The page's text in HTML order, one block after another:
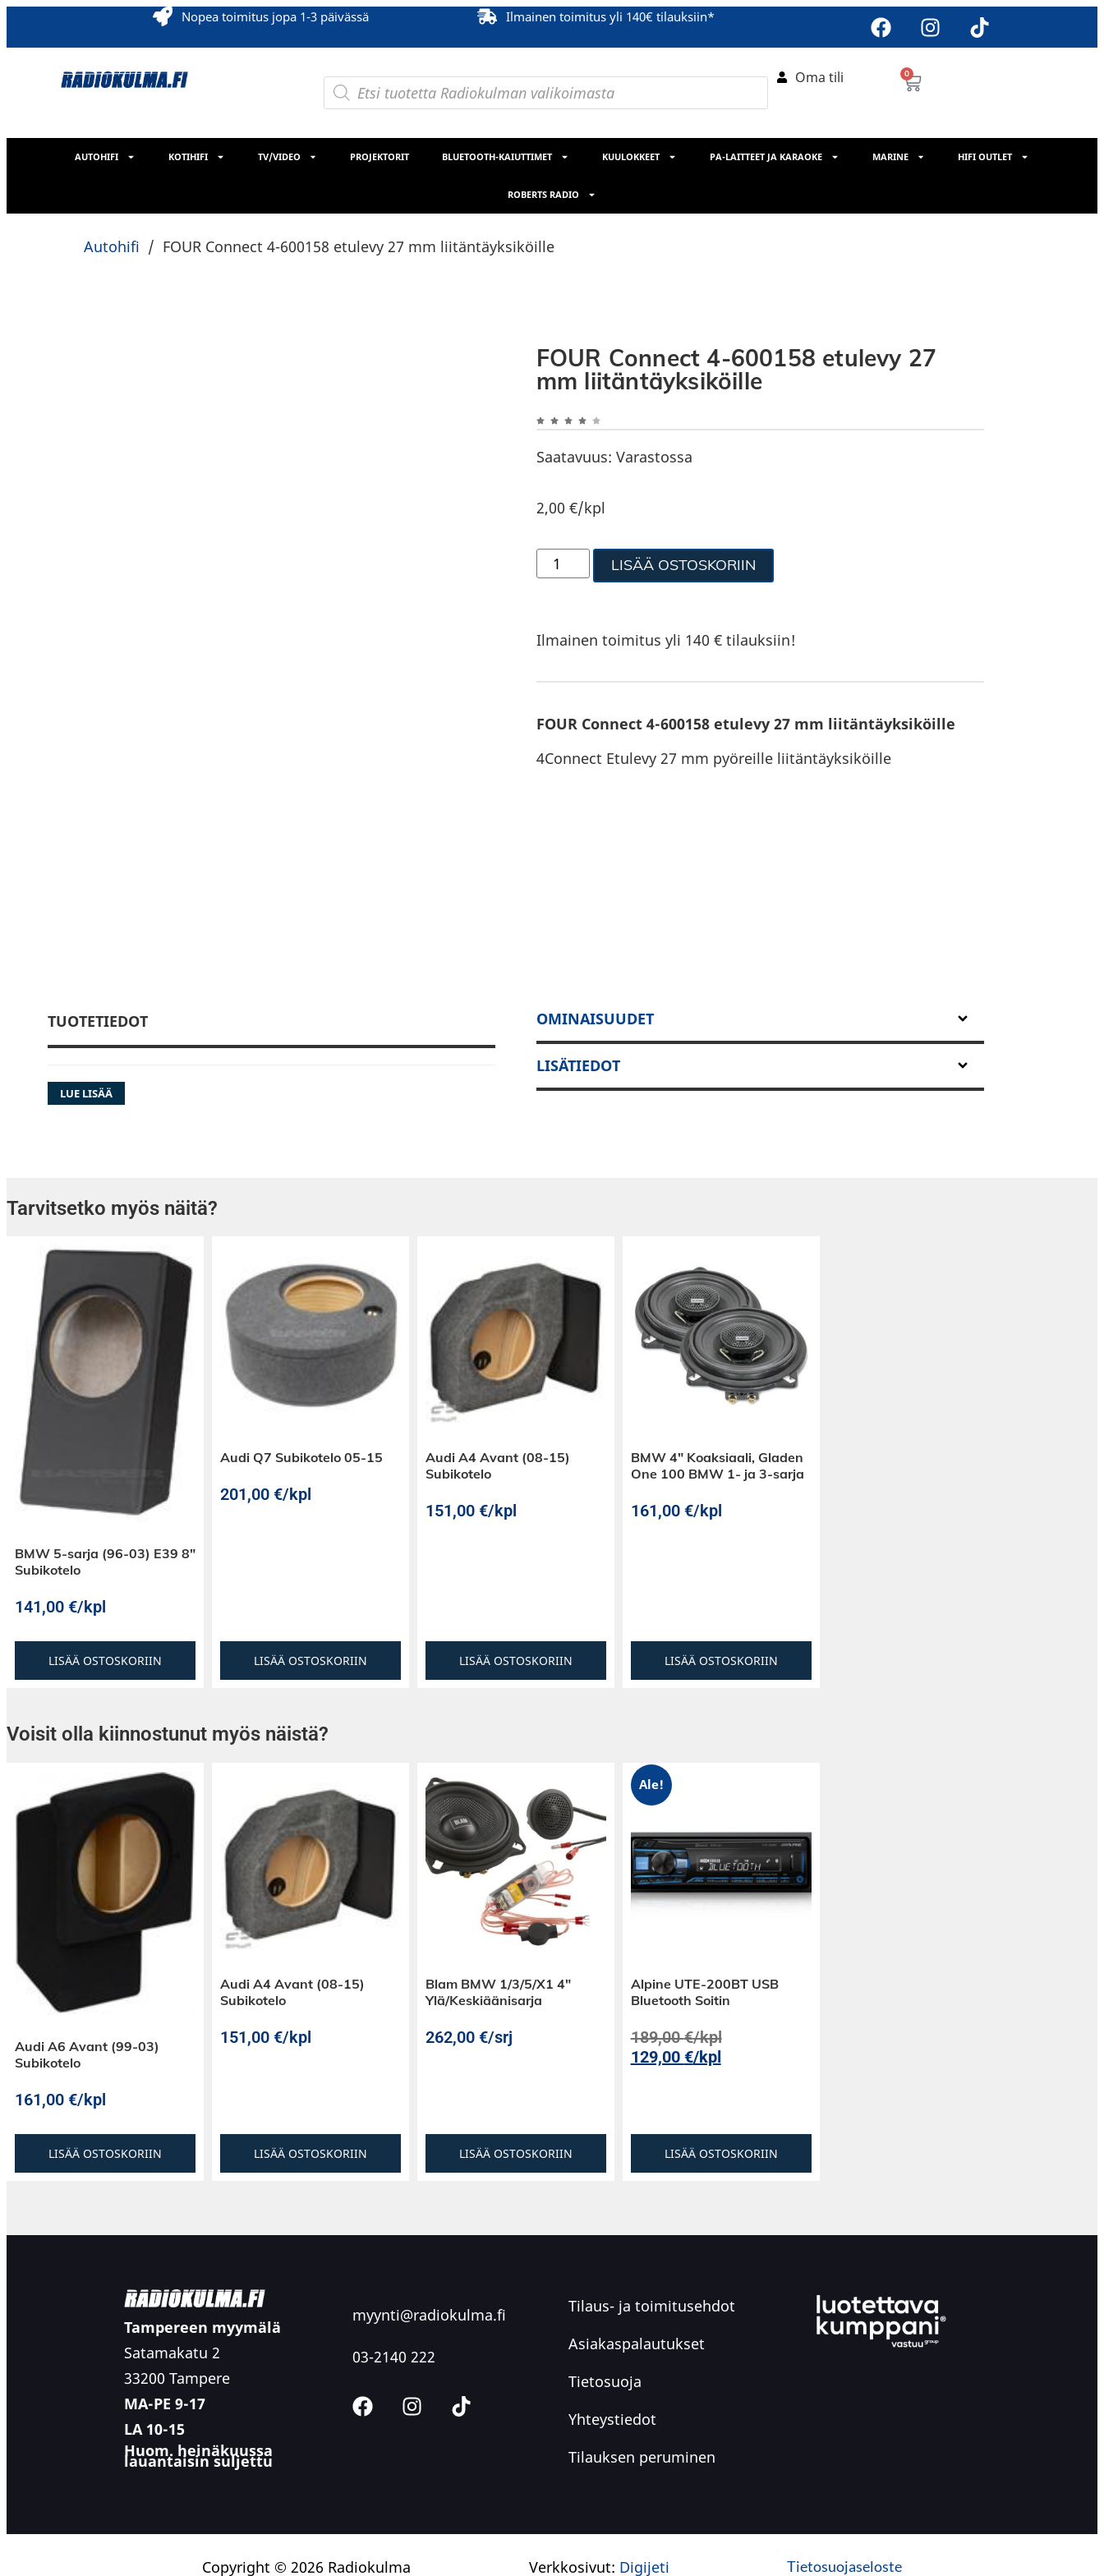
Nopea toimitus jopa 1-3 päivässä Ilmainen toimitus yli 140€ tilauksiin*
Oma tili 0
AUTOHIFI KOTIHIFI TV/VIDEO PROJEKTORIT BLUETOOTH-KAIUTTIMET KUULOKKEET PA-LAITTEET JA KARAOKE MARINE HIFI OUTLET
ROBERTS RADIO
Autohifi / FOUR Connect 4-600158 etulevy 27 mm liitäntäyksiköille
FOUR Connect 4-600158 etulevy 27
mm liitäntäyksiköille
Saatavuus: Varastossa
2,00 €/kpl
LISÄÄ OSTOSKORIIN
Ilmainen toimitus yli 140 € tilauksiin!
FOUR Connect 4-600158 etulevy 27 mm liitäntäyksiköille
4Connect Etulevy 27 mm pyöreille liitäntäyksiköille
TUOTETIEDOT
LUE LISÄÄ
OMINAISUUDET
LISÄTIEDOT
Tarvitsetko myös näitä?
BMW 5-sarja (96-03) E39 8″
Subikotelo
141,00 €/kpl
LISÄÄ OSTOSKORIIN
Audi Q7 Subikotelo 05-15
201,00 €/kpl
LISÄÄ OSTOSKORIIN
Audi A4 Avant (08-15)
Subikotelo
151,00 €/kpl
LISÄÄ OSTOSKORIIN
BMW 4″ Koaksiaali, Gladen
One 100 BMW 1- ja 3-sarja
161,00 €/kpl
LISÄÄ OSTOSKORIIN
Voisit olla kiinnostunut myös näistä?
Audi A6 Avant (99-03)
Subikotelo
161,00 €/kpl
LISÄÄ OSTOSKORIIN
Audi A4 Avant (08-15)
Subikotelo
151,00 €/kpl
LISÄÄ OSTOSKORIIN
Blam BMW 1/3/5/X1 4″
Ylä/Keskiäänisarja
262,00 €/srj
LISÄÄ OSTOSKORIIN
Ale!
Alpine UTE-200BT USB
Bluetooth Soitin
189,00€/kpl
129,00 €/kpl
LISÄÄ OSTOSKORIIN
Tampereen myymälä
Satamakatu 2
33200 Tampere
MA-PE 9-17
LA 10-15
Huom. heinäkuussa
lauantaisin suljettu
myynti@radiokulma.fi
03-2140 222
Tilaus- ja toimitusehdot
Asiakaspalautukset
Tietosuoja
Yhteystiedot
Tilauksen peruminen
Copyright © 2026 Radiokulma Verkkosivut: Digijeti Tietosuojaseloste